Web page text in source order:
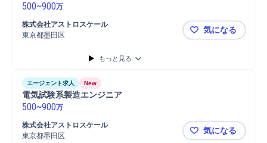
500~900万
株式会社アストロスケール
東京都墨田区
GNCハー
気になる
もっと見る
エージェント求人 New
電気試験系製造エンジニア
500~900万
株式会社アストロスケール
東京都墨田区
電気試験系
気になる